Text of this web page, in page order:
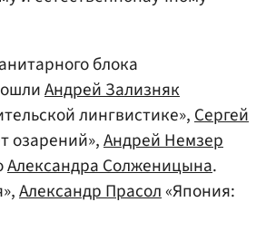
блока
Андрей Зализняк
лингвистике»,Сергей
озарений»,Андрей Немзер
Александра Солженицына.
Александр Прасол«Япония: